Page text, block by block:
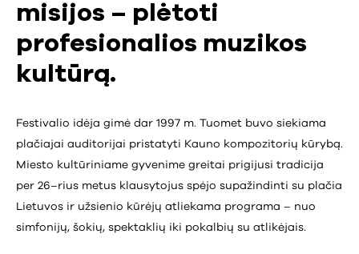
misijos – plėtoti
profesionalios muzikos
kultūrą.
Festivalio idėja gimė dar 1997 m. Tuomet buvo siekiama
plačiajai auditorijai pristatyti Kauno kompozitorių kūrybą.
Miesto kultūriniame gyvenime greitai prigijusi tradicija
per 26–rius metus klausytojus spėjo supažindinti su plačia
Lietuvos ir užsienio kūrėjų atliekama programa – nuo
simfonijų, šokių, spektaklių iki pokalbių su atlikėjais.